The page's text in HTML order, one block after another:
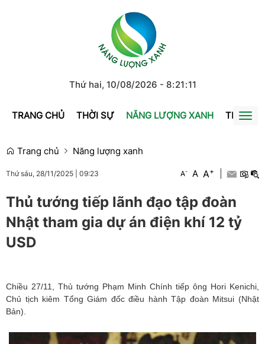
Thứ hai, 10/08/2026 - 8:21:12
TRANG CHỦ THỜI SỰ NĂNG LƯỢNG XANH TRÁI
Trang chủ
Năng lượng xanh
Thứ sáu, 28/11/2025 09:23 A- A A+
Thủ tướng tiếp lãnh đạo tập đoàn
Nhật tham gia dự án điện khí 12 tỷ
USD
Chiều 27/11, Thủ tướng Phạm Minh Chính tiếp ông Hori Kenichi,
Chủ tịch kiêm Tổng Giám đốc điều hành Tập đoàn Mitsui (Nhật
Bản).